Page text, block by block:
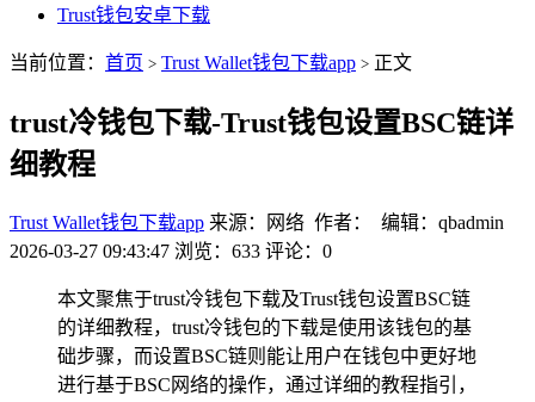
Trust钱包安卓下载
当前位置： 首页 > Trust Wallet钱包下载app > 正文
trust冷钱包下载-Trust钱包设置BSC链详
细教程
Trust Wallet钱包下载app 来源：网络 作者： 编辑：qbadmin
2026-03-27 09:43:47 浏览：633 评论：0
本文聚焦于trust冷钱包下载及Trust钱包设置BSC链
的详细教程，trust冷钱包的下载是使用该钱包的基
础步骤，而设置BSC链则能让用户在钱包中更好地
进行基于BSC网络的操作，通过详细的教程指引，